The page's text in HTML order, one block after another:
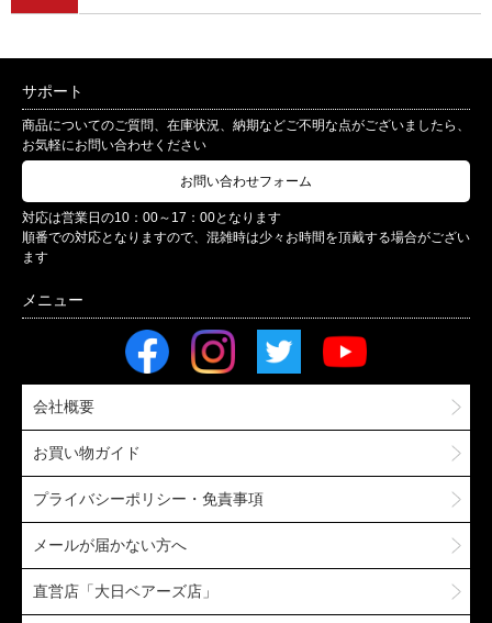
サポート
商品についてのご質問、在庫状況、納期などご不明な点がございましたら、
お気軽にお問い合わせください
お問い合わせフォーム
対応は営業日の10：00～17：00となります
順番での対応となりますので、混雑時は少々お時間を頂戴する場合がござい
ます
会社概要
お買い物ガイド
プライバシーポリシー・免責事項
メールが届かない方へ
直営店「大日ベアーズ店」